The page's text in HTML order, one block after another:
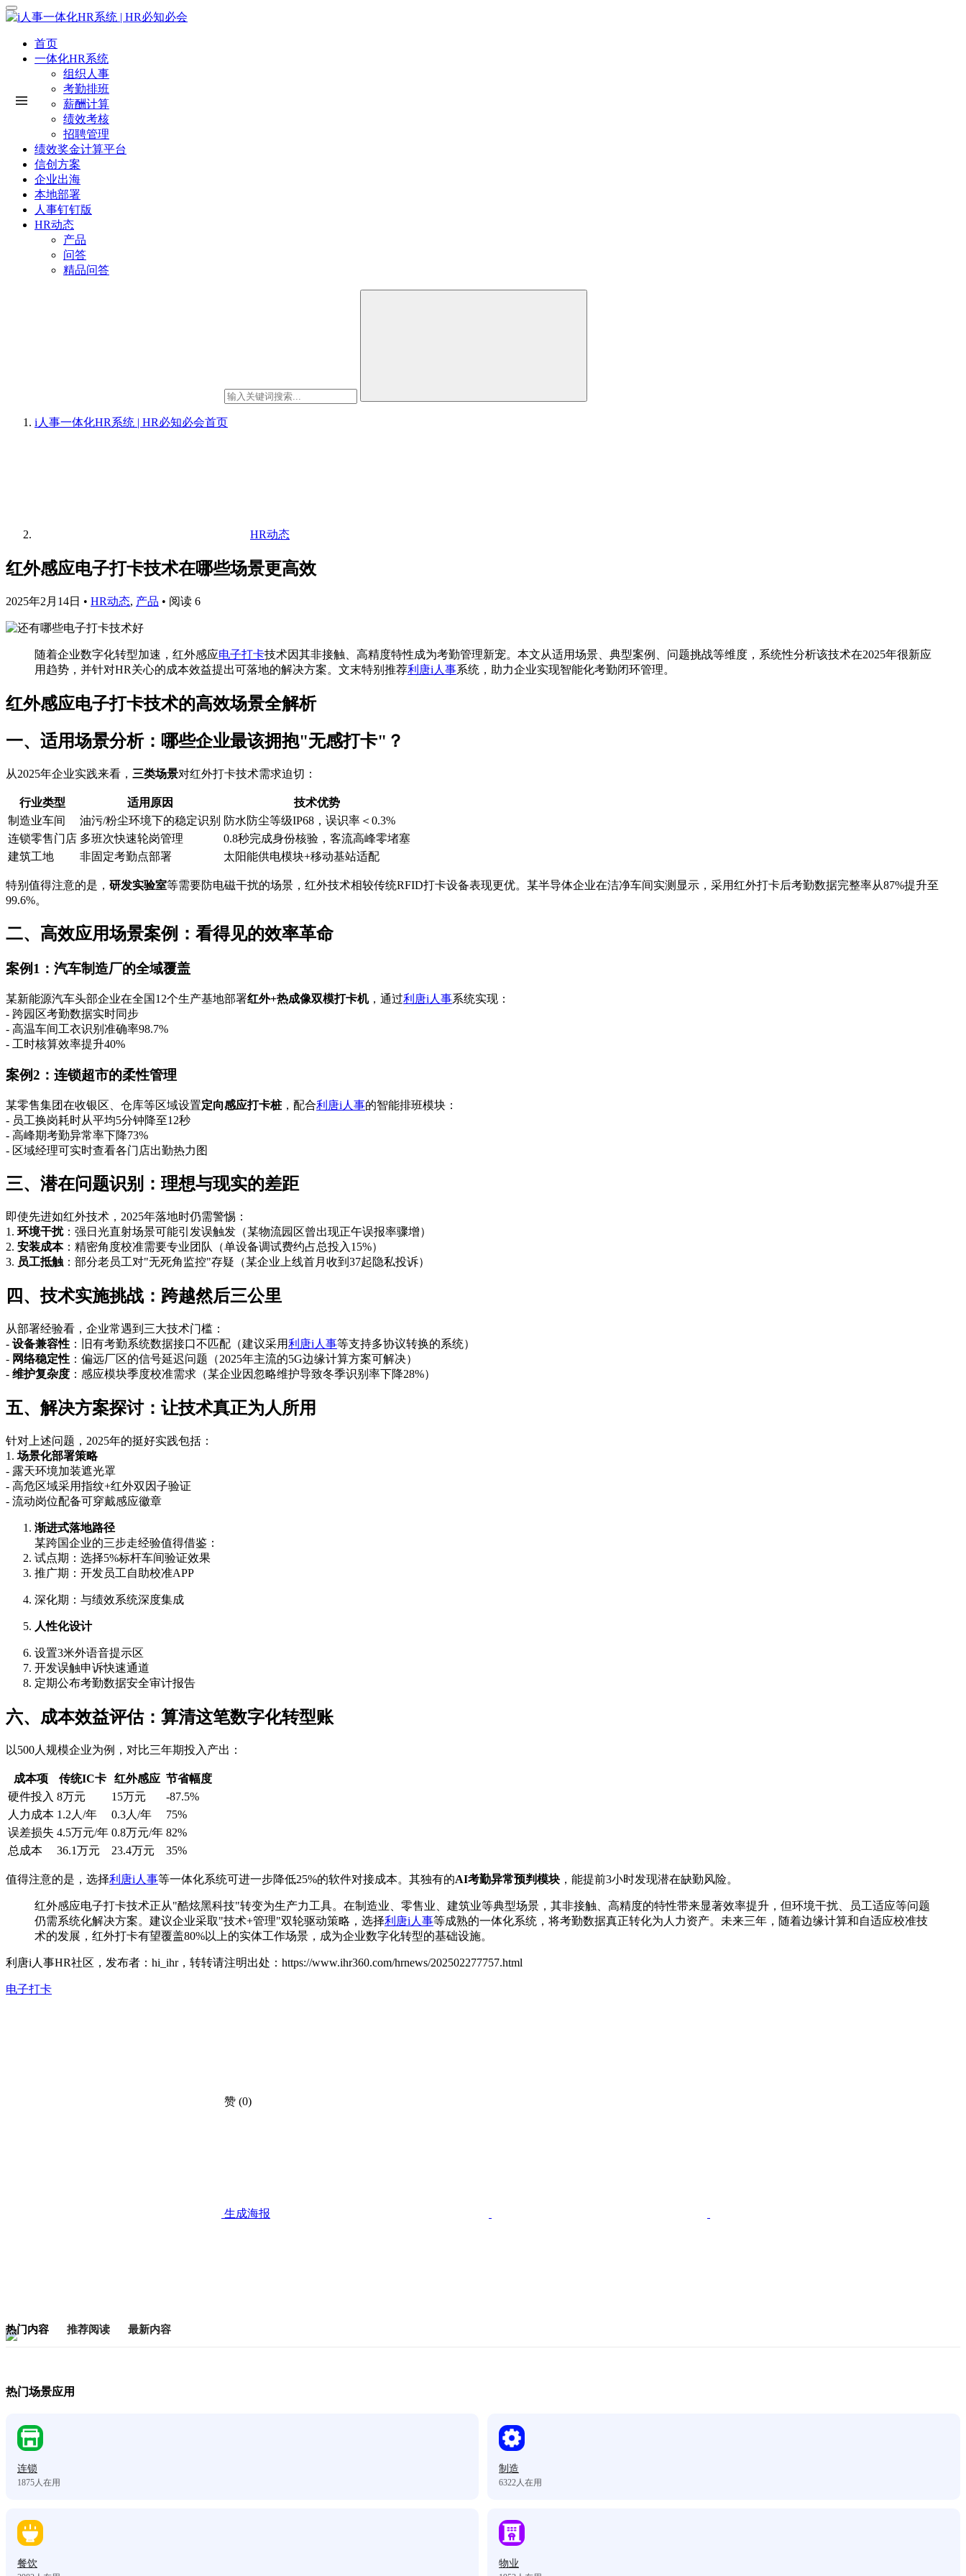
首页
一体化HR系统
组织人事
考勤排班
薪酬计算
绩效考核
招聘管理
绩效奖金计算平台
信创方案
企业出海
本地部署
人事钉钉版
HR动态
产品
问答
精品问答
i人事一体化HR系统 | HR必知必会首页
HR动态
红外感应电子打卡技术在哪些场景更高效
2025年2月14日 • HR动态, 产品 • 阅读 6
随着企业数字化转型加速，红外感应电子打卡技术因其非接触、高精度特性成为考勤管理新宠。本文从适用场景、典型案例、问题挑战等维度，系统性分析该技术在2025年很新应
用趋势，并针对HR关心的成本效益提出可落地的解决方案。文末特别推荐利唐i人事系统，助力企业实现智能化考勤闭环管理。
红外感应电子打卡技术的高效场景全解析
一、适用场景分析：哪些企业最该拥抱"无感打卡"？
从2025年企业实践来看， 三类场景对红外打卡技术需求迫切：
行业类型 适用原因
技术优势
制造业车间
油污/粉尘环境下的稳定识别 防水防尘等级IP68，误识率＜0.3%
连锁零售门店 多班次快速轮岗管理
0.8秒完成身份核验，客流高峰零堵塞
建筑工地
非固定考勤点部署 太阳能供电模块+移动基站适配
特别值得注意的是， 研发实验室等需要防电磁干扰的场景，红外技术相较传统RFID打卡设备表现更优。某半导体企业在洁净车间实测显示，采用红外打卡后考勤数据完整率从87%提升至
99.6%。
二、高效应用场景案例：看得见的效率革命
案例1：汽车制造厂的全域覆盖
某新能源汽车头部企业在全国12个生产基地部署红外+热成像双模打卡机，通过利唐i人事系统实现：
- 跨园区考勤数据实时同步
- 高温车间工衣识别准确率98.7%
- 工时核算效率提升40%
案例2：连锁超市的柔性管理
某零售集团在收银区、仓库等区域设置定向感应打卡桩，配合利唐i人事的智能排班模块：
- 员工换岗耗时从平均5分钟降至12秒
- 高峰期考勤异常率下降73%
- 区域经理可实时查看各门店出勤热力图
三、潜在问题识别：理想与现实的差距
即使先进如红外技术，2025年落地时仍需警惕：
1. 环境干扰：强日光直射场景可能引发误触发（某物流园区曾出现正午误报率骤增）
2. 安装成本：精密角度校准需要专业团队（单设备调试费约占总投入15%）
3. 员工抵触 ：部分老员工对"无死角监控"存疑（某企业上线首月收到37起隐私投诉）
四、技术实施挑战：跨越然后三公里
从部署经验看，企业常遇到三大技术门槛：
- 设备兼容性 ：旧有考勤系统数据接口不匹配（建议采用利唐i人事等支持多协议转换的系统）
- 网络稳定性 ：偏远厂区的信号延迟问题（2025年主流的5G边缘计算方案可解决）
- 维护复杂度 ：感应模块季度校准需求（某企业因忽略维护导致冬季识别率下降28%）
五、解决方案探讨：让技术真正为人所用
针对上述问题，2025年的挺好实践包括：
1. 场景化部署策略
- 露天环境加装遮光罩
- 高危区域采用指纹+红外双因子验证
- 流动岗位配备可穿戴感应徽章
渐进式落地路径
某跨国企业的三步走经验值得借鉴：
试点期：选择5%标杆车间验证效果
推广期：开发员工自助校准APP
深化期：与绩效系统深度集成
人性化设计
设置3米外语音提示区
开发误触申诉快速通道
定期公布考勤数据安全审计报告
六、成本效益评估：算清这笔数字化转型账
以500人规模企业为例，对比三年期投入产出：
成本项 传统IC卡 红外感应 节省幅度
硬件投入 8万元 15万元
-87.5%
人力成本 1.2人/年 0.3人/年
75%
误差损失 4.5万元/年 0.8万元/年 82%
总成本
36.1万元 23.4万元 35%
值得注意的是，选择利唐i人事等一体化系统可进一步降低25%的软件对接成本。其独有的AI考勤异常预判模块 ，能提前3小时发现潜在缺勤风险。
红外感应电子打卡技术正从"酷炫黑科技"转变为生产力工具。在制造业、零售业、建筑业等典型场景，其非接触、高精度的特性带来显著效率提升，但环境干扰、员工适应等问题
仍需系统化解决方案。建议企业采取"技术+管理"双轮驱动策略，选择利唐i人事等成熟的一体化系统，将考勤数据真正转化为人力资产。未来三年，随着边缘计算和自适应校准技
术的发展，红外打卡有望覆盖80%以上的实体工作场景，成为企业数字化转型的基础设施。
利唐i人事HR社区，发布者：hi_ihr，转转请注明出处： https://www.ihr360.com/hrnews/202502277757.html
电子打卡
赞 (0)
生成海报
热门内容 推荐阅读 最新内容
热门场景应用
连锁
1875 人在用
制造
6322 人在用
餐饮 物业